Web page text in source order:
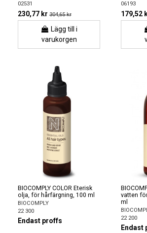
02531
230,77 kr 304,65 kr
Lägg till i
varukorgen
06193
179,52
BIOCOMPLY COLOR Eterisk
olja, för hårfärgning, 100 ml
BIOCOMPLY
22 300
Endast proffs
vatten
ml
22 200
Endast